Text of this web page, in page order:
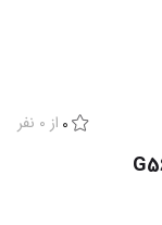
0 از 0 نفر